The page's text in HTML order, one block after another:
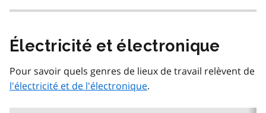
Électricité et électronique
Pour savoir quels genres de lieux de travail relèvent de
l'électricité et de l'électronique.